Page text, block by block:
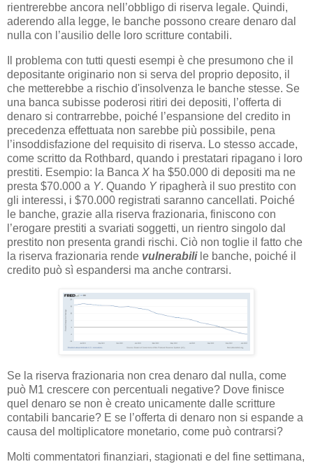
rientrerebbe ancora nell’obbligo di riserva legale. Quindi,
aderendo alla legge, le banche possono creare denaro dal
nulla con l’ausilio delle loro scritture contabili.
Il problema con tutti questi esempi è che presumono che il
depositante originario non si serva del proprio deposito, il
che metterebbe a rischio d'insolvenza le banche stesse. Se
una banca subisse poderosi ritiri dei depositi, l’offerta di
denaro si contrarrebbe, poiché l’espansione del credito in
precedenza effettuata non sarebbe più possibile, pena
l’insoddisfazione del requisito di riserva. Lo stesso accade,
come scritto da Rothbard, quando i prestatari ripagano i loro
prestiti. Esempio: la Banca X ha $50.000 di depositi ma ne
presta $70.000 a Y. Quando Yripagherà il suo prestito con
gli interessi, i $70.000 registrati saranno cancellati. Poiché
le banche, grazie alla riserva frazionaria, finiscono con
l’erogare prestiti a svariati soggetti, un rientro singolo dal
prestito non presenta grandi rischi. Ciò non toglie il fatto che
la riserva frazionaria rende vulnerabili le banche, poiché il
credito può sì espandersi ma anche contrarsi.
Se la riserva frazionaria non crea denaro dal nulla, come
può M1 crescere con percentuali negative? Dove finisce
quel denaro se non è creato unicamente dalle scritture
contabili bancarie? E se l’offerta di denaro non si espande a
causa del moltiplicatore monetario, come può contrarsi?
Molti commentatori finanziari, stagionati e del fine settimana,